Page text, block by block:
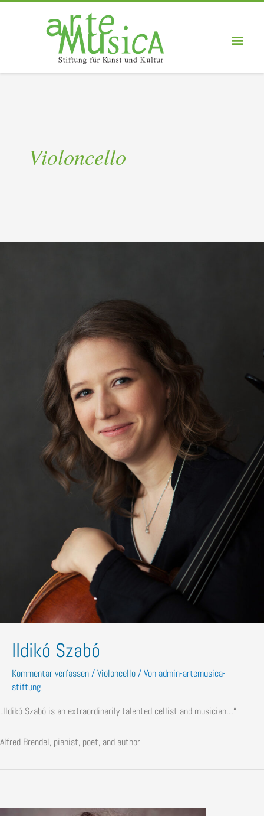
Violoncello
Ildikó Szabó
Kommentar verfassen/Violoncello/ Von admin-artemusica-
stiftung
„Ildikó Szabó is an extraordinarily talented cellist and musician…“
Alfred Brendel, pianist, poet, and author